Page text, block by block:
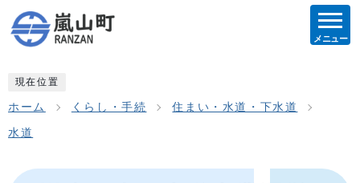
メニュー
現在位置
ホーム くらし・手続 住まい・水道・下水道
水道